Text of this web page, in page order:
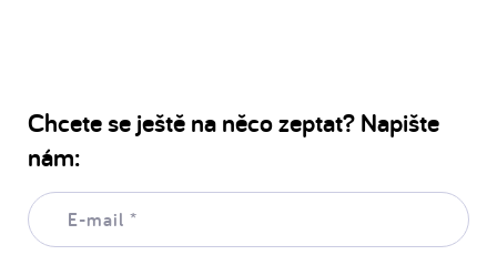
Chcete se ještě na něco zeptat? Napište
nám:
E-
mail: